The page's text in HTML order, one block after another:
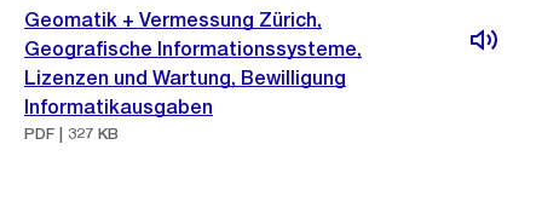
Geomatik + Vermessung Zürich,
Geografische Informationssysteme,
Lizenzen und Wartung, Bewilligung
Informatikausgaben
PDF | 327 KB